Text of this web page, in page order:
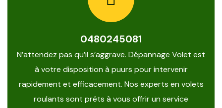
0480245081
N’attendez pas qu’il s’aggrave. Dépannage Volet est
à votre disposition à puurs pour intervenir
rapidement et efficacement. Nos experts en volets
roulants sont prêts à vous offrir un service